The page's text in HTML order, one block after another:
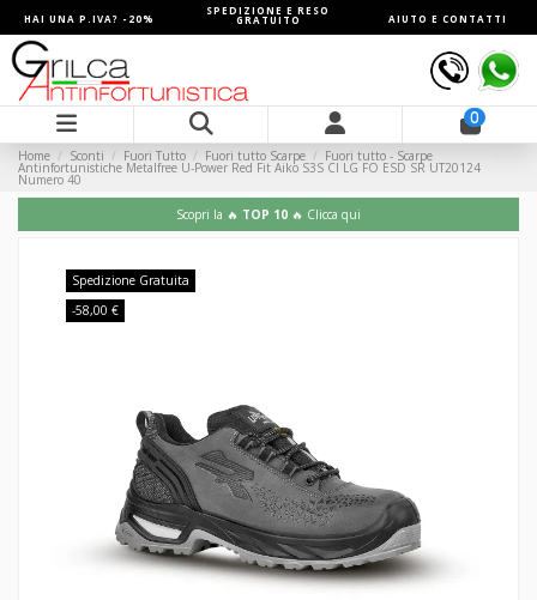
HAI UNA P.IVA? -20%
SPEDIZIONE E RESO
GRATUITO AIUTO E CONTATTI
0
Home Sconti Fuori Tutto Fuori tutto Scarpe Fuori tutto - Scarpe
Antinfortunistiche Metalfree U-Power Red Fit Aiko S3S CI LG FO ESD SR UT20124
Numero 40
Scopri la 🔥 TOP 10 🔥 Clicca qui
Spedizione Gratuita
-58,00 €